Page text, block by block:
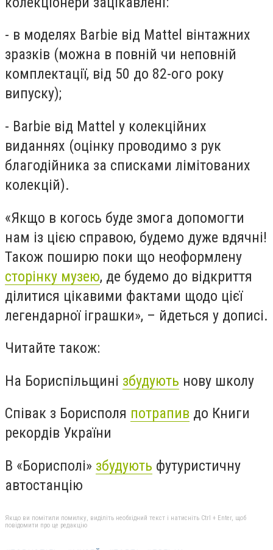
- в моделях Barbie від Mattel вінтажних
зразків (можна в повній чи неповній
комплектації, від 50 до 82-ого року
випуску);
- Barbie від Mattel у колекційних
виданнях (оцінку проводимо з рук
благодійника за списками лімітованих
колекцій).
«Якщо в когось буде змога допомогти
нам із цією справою, будемо дуже вдячні!
Також поширю поки що неоформлену
сторінку музею, де будемо до відкриття
ділитися цікавими фактами щодо цієї
легендарної іграшки», – йдеться у дописі.
Читайте також:
На Бориспільщині збудують нову школу
Співак з Борисполя потрапив до Книги
рекордів України
В «Борисполі» збудують футуристичну
автостанцію
Якщо ви помітили помилку, виділіть необхідний текст і натисніть Ctrl + Enter, щоб
повідомити про це редакцію